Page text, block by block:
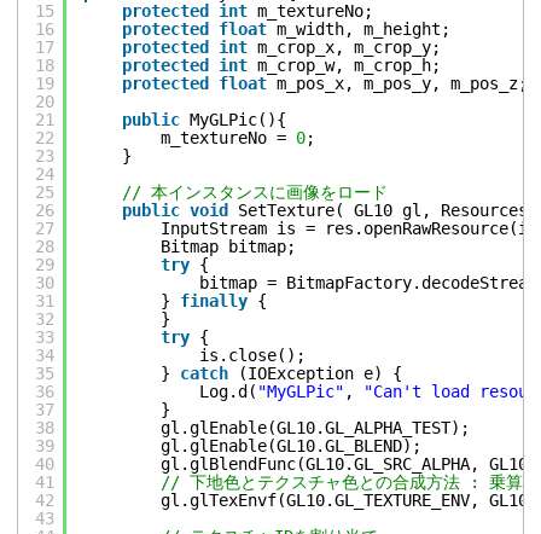
15
16
17
18
19
20
21
22
23
24
25
26
27
28
29
30
31
32
33
34
35
36
37
38
39
40
41
42
43
protected
int m_textureNo;
protected
float m_width,
protected
int m_crop_x,
protected
int m_crop_w,
protected
float m_pos_x, m_pos_y,
public MyGLPic(){
m_textureNo = 0;
}
// 本インスタンスに画像をロード
public void
SetTexture( GL10 gl,
InputStream is =
Bitmap bitmap;
try {
bitmap =
} finally {
}
try {
is.close();
} catch
(IOException e) {
Log.d( "MyGLPic" ,
"Can't load
}
gl.glEnable(GL10.GL_ALPHA_TEST);
gl.glEnable(GL10.GL_BLEND);
gl.glBlendFunc(GL10.GL_SRC_ALPHA,
// 下地色とテクスチャ色との合成方法 : 乗算
gl.glTexEnvf(GL10.GL_TEXTURE_ENV,